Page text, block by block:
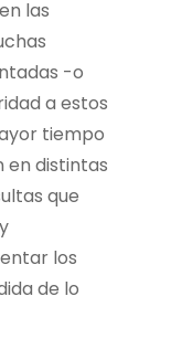
las
-o
a estos
tiempo
en distintas
que
los
de lo